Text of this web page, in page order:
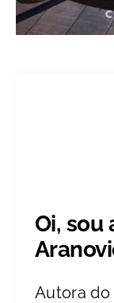
Oi, sou
Autora do